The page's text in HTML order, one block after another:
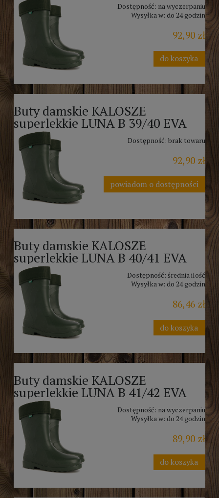
Dostępność: na wyczerpaniu
Wysyłka w: do 24 godzin
92,90 zł
do koszyka
Buty damskie KALOSZE
superlekkie LUNA B 39/40 EVA
Dostępność: brak towaru
92,90 zł
powiadom o dostępności
Buty damskie KALOSZE
superlekkie LUNA B 40/41 EVA
Dostępność: średnia ilość
Wysyłka w: do 24 godzin
86,46 zł
do koszyka
Buty damskie KALOSZE
superlekkie LUNA B 41/42 EVA
Dostępność: na wyczerpaniu
Wysyłka w: do 24 godzin
89,90 zł
do koszyka